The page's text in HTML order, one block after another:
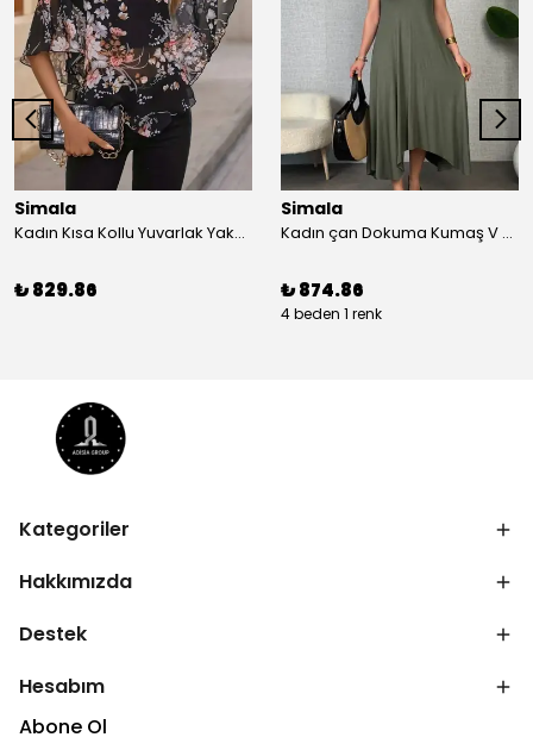
Simala
Kadın Kısa Kollu Yuvarlak Yaka çiçek Baskılı Asimetrik Kesim şifon Bluz
₺ 829.86
Simala
Kadın çan Dokuma Kumaş V Yaka Asimetrik Kesim Elbise
₺ 874.86
4 beden 1 renk
Kategoriler
Hakkımızda
Destek
Hesabım
Abone Ol